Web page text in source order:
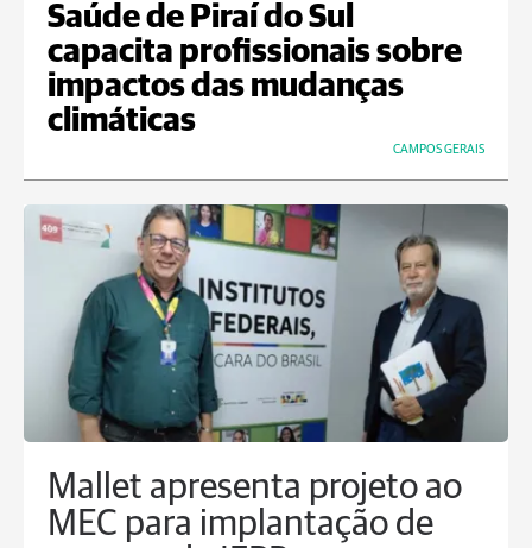
Saúde de Piraí do Sul
capacita profissionais sobre
impactos das mudanças
climáticas
CAMPOS GERAIS
Mallet apresenta projeto ao
MEC para implantação de